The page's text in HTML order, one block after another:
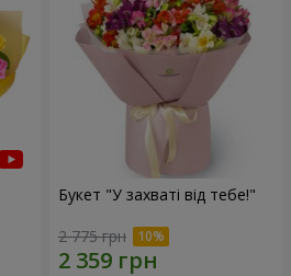
Букет "У захваті від тебе!"
2 775 грн